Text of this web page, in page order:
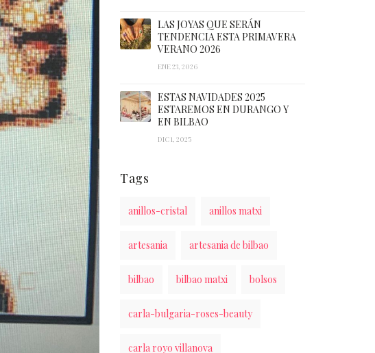
LAS JOYAS QUE SERÁN
TENDENCIA ESTA PRIMAVERA
VERANO 2026
ENE 23, 2026
ESTAS NAVIDADES 2025
ESTAREMOS EN DURANGO Y
EN BILBAO
DIC 1, 2025
Tags
anillos-cristal anillos matxi
artesania artesania de bilbao
bilbao bilbao matxi bolsos
carla-bulgaria-roses-beauty
carla royo villanova